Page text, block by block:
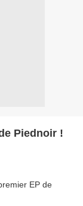
Piednoir !